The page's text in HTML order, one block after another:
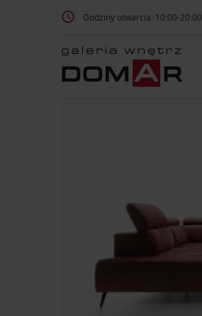
Godziny otwarcia: 10:00-20:00